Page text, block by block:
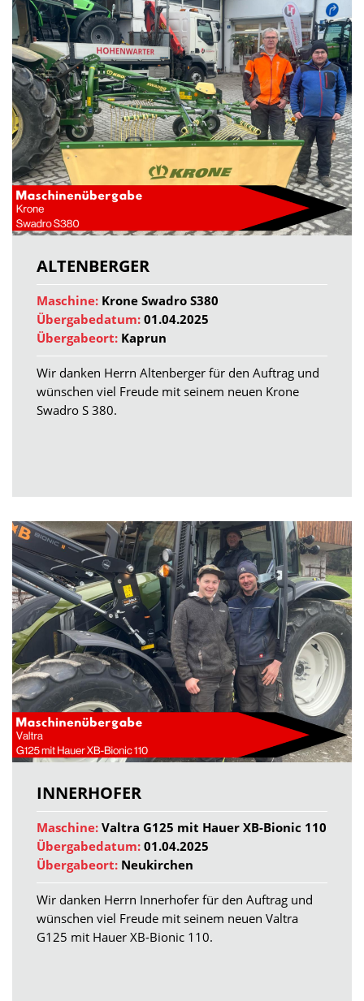
ALTENBERGER
Maschine: Krone Swadro S380
Übergabedatum: 01.04.2025
Übergabeort: Kaprun
Wir danken Herrn Altenberger für den Auftrag und
wünschen viel Freude mit seinem neuen Krone
Swadro S 380.
INNERHOFER
Maschine: Valtra G125 mit Hauer XB-Bionic 110
Übergabedatum: 01.04.2025
Übergabeort: Neukirchen
Wir danken Herrn Innerhofer für den Auftrag und
wünschen viel Freude mit seinem neuen Valtra
G125 mit Hauer XB-Bionic 110.